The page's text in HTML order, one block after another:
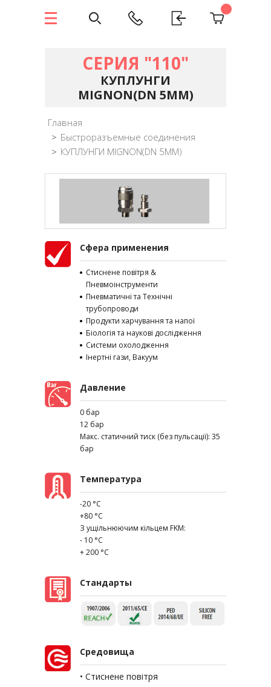
СЕРИЯ "110"
КУПЛУНГИ
MIGNON(DN 5MM)
Главная
> Быстроразъемные соединения
> КУПЛУНГИ MIGNON(DN 5MM)
Сфера применения
Стиснене повітря &
Пневмоінструменти
Пневматичні та Технічні
трубопроводи
Продукти харчування та напої
Біологія та наукові дослідження
Системи охолодження
Інертні гази, Вакуум
Давление
0 бар
12 бар
Макс. статичний тиск (без пульсації): 35
бар
Температура
-20 °C
+80 °C
З ущільнюючим кільцем FKM:
- 10 °C
+ 200 °C
Стандарты
Средовища
• Стиснене повітря